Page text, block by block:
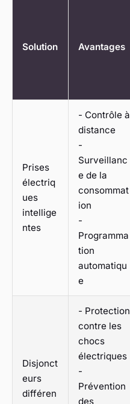
Solution Avantages
Prises
électriq
ues
intellige
ntes
- Contrôle à
distance
-
Surveillanc
e de la
consommat
ion
-
Programma
tion
automatiqu
e
Disjonct
eurs
différen
- Protection
contre les
chocs
électriques
-
Prévention
des